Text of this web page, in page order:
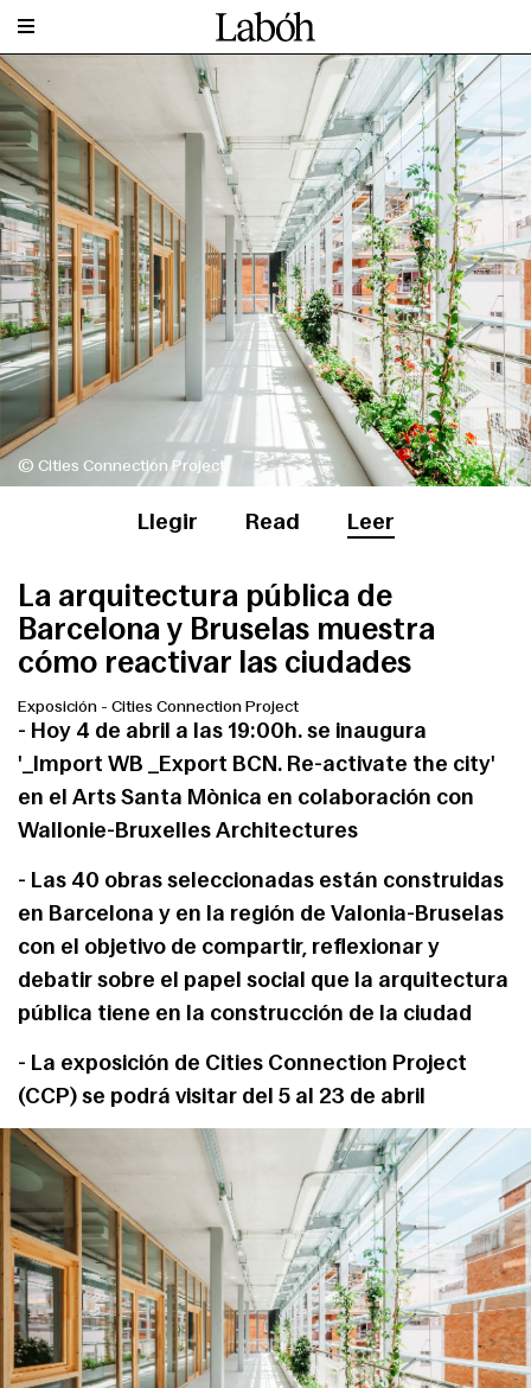
© Cities Connection Project
Llegir Read Leer
La arquitectura pública de
Barcelona y Bruselas muestra
cómo reactivar las ciudades
Exposición - Cities Connection Project
- Hoy 4 de abril a las 19:00h. se inaugura
'_Import WB _Export BCN. Re-activate the city'
en el Arts Santa Mònica en colaboración con
Wallonie-Bruxelles Architectures
- Las 40 obras seleccionadas están construidas
en Barcelona y en la región de Valonia-Bruselas
con el objetivo de compartir, reflexionar y
debatir sobre el papel social que la arquitectura
pública tiene en la construcción de la ciudad
- La exposición de Cities Connection Project
(CCP) se podrá visitar del 5 al 23 de abril